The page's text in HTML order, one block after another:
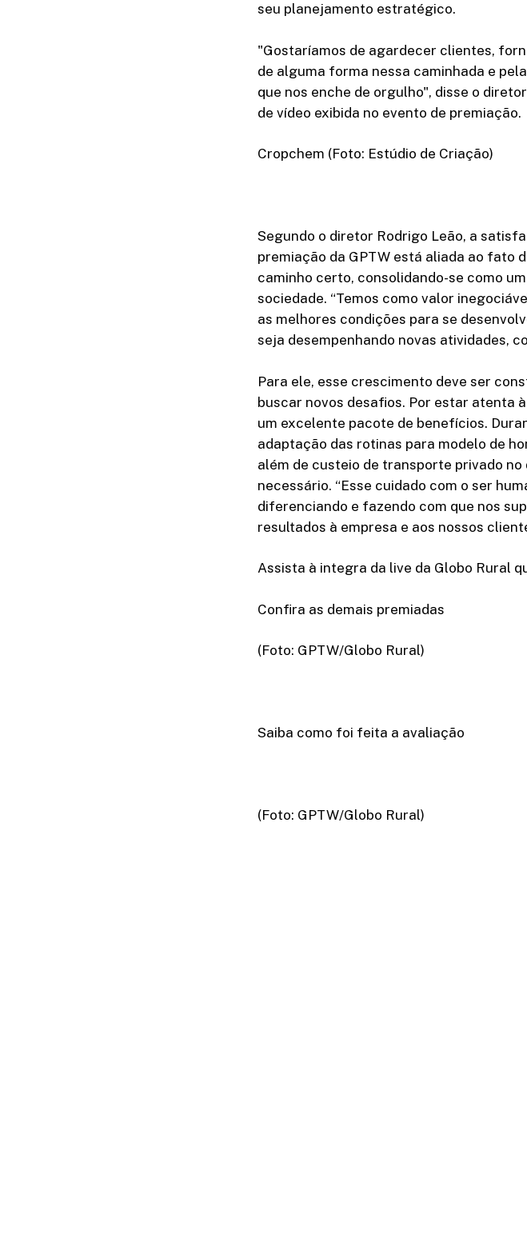
seu planejamento estratégico.
"Gostaríamos de agardecer clientes,
de alguma forma nessa caminhada e
que nos enche de orgulho", disse o
de vídeo exibida no evento de premiação.
Cropchem (Foto: Estúdio de Criação)
Segundo o diretor Rodrigo Leão, a
premiação da GPTW está aliada ao fato
caminho certo, consolidando-se como
sociedade. “Temos como valor
as melhores condições para se
seja desempenhando novas atividades,
Para ele, esse crescimento deve ser
buscar novos desafios. Por estar atenta
um excelente pacote de benefícios.
adaptação das rotinas para modelo de
além de custeio de transporte privado
necessário. “Esse cuidado com o ser
diferenciando e fazendo com que nos
resultados à empresa e aos nossos
Assista à integra da live da Globo Rural
Confira as demais premiadas
(Foto: GPTW/Globo Rural)
Saiba como foi feita a avaliação
(Foto: GPTW/Globo Rural)